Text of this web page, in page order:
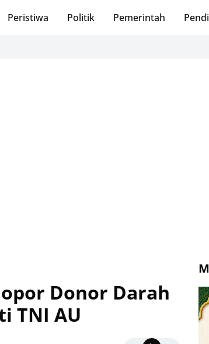
Peristiwa Politik Pemerintah
Donor Darah
TNI AU